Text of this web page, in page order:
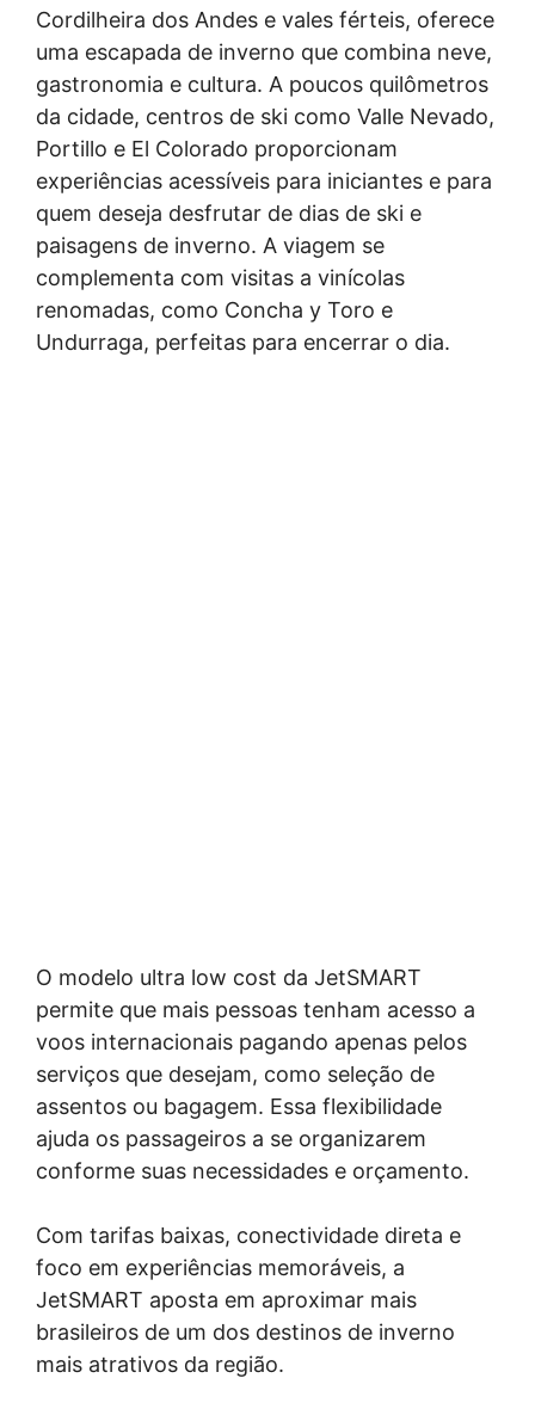
Cordilheira dos Andes e vales férteis, oferece
uma escapada de inverno que combina neve,
gastronomia e cultura. A poucos quilômetros
da cidade, centros de ski como Valle Nevado,
Portillo e El Colorado proporcionam
experiências acessíveis para iniciantes e para
quem deseja desfrutar de dias de ski e
paisagens de inverno. A viagem se
complementa com visitas a vinícolas
renomadas, como Concha y Toro e
Undurraga, perfeitas para encerrar o dia.
O modelo ultra low cost da JetSMART
permite que mais pessoas tenham acesso a
voos internacionais pagando apenas pelos
serviços que desejam, como seleção de
assentos ou bagagem. Essa flexibilidade
ajuda os passageiros a se organizarem
conforme suas necessidades e orçamento.
Com tarifas baixas, conectividade direta e
foco em experiências memoráveis, a
JetSMART aposta em aproximar mais
brasileiros de um dos destinos de inverno
mais atrativos da região.